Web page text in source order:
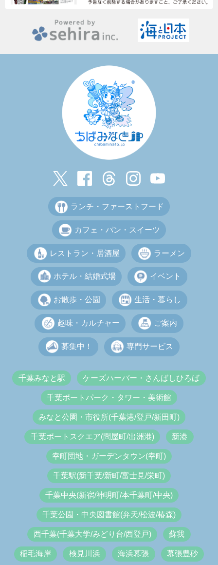
ランチ・ファーストフード
カフェ・パン・スイーツ
レストラン・居酒屋 ラーメン
ホテル・結婚式場 イベント
お散歩・公園 生活・暮らし
趣味・カルチャー ご案内
募集中！ 専門サービス
千葉みなと駅 ケーズハーバー・さんばしひろば
千葉ポートパーク・タワー・美術館
みなと公園・市役所(千葉港/登戸/新田町)
千葉ポートスクエア(問屋町/出洲港) 新港
幸町団地・ガーデンタウン(幸町)
千葉駅(新千葉/新町/富士見/栄町)
千葉中央(新宿/神明町/本千葉町/中央)
千葉公園・中央図書館(弁天/松波/椿森)
西千葉(千葉大学/みどり台/西登戸) 蘇我
稲毛海岸 検見川浜 海浜幕張 幕張豊砂